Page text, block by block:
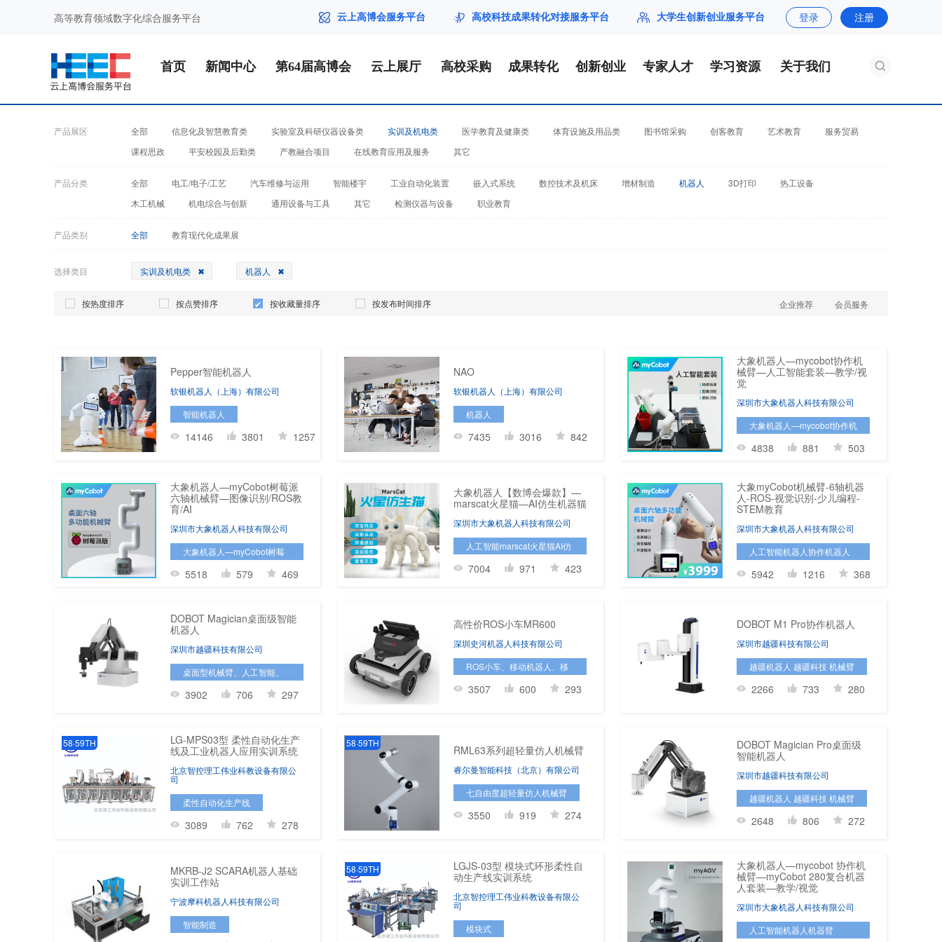
高等教育领域数字化综合服务平台 云上高博会服务平台 高校科技成果转化对接服务平台 大学生创新创业服务平台 登录 注册
首页 新闻中心 第64届高博会 云上展厅 高校采购 成果转化 创新创业 专家人才 学习资源 关于我们
产品展区 全部 信息化及智慧教育类 实验室及科研仪器设备类 实训及机电类 医学教育及健康类 体育设施及用品类 图书馆采购 创客教育 艺术教育
服务贸易
课程思政
平安校园及后勤类 产教融合项目 在线教育应用及服务 其它
产品分类 全部 电工/电子/工艺 汽车维修与运用 智能楼宇 工业自动化装置 嵌入式系统 数控技术及机床 增材制造 机器人 3D打印
热工设备
木工机械
机电综合与创新 通用设备与工具 其它 检测仪器与设备 职业教育
产品类别 全部 教育现代化成果展
选择类目 实训及机电类 机器人
按热度排序 按点赞排序 按收藏量排序 按发布时间排序 企业推荐 会员服务
Pepper智能机器人
软银机器人（上海）有限公司
智能机器人
14146 3801 1257
NAO
软银机器人（上海）有限公司
机器人
7435 3016 842
大象机器人—mycobot协作机
械臂—人工智能套装—教学/视
觉
深圳市大象机器人科技有限公司
大象机器人—mycobot协作机
视觉
4838 881 503
大象机器人—myCobot树莓派
六轴机械臂—图像识别/ROS教
育/AI
深圳市大象机器人科技有限公司
大象机器人—myCobot树莓
别/ROS教育/AI
5518 579 469
大象机器人【数博会爆款】—
marscat火星猫—AI仿生机器猫
深圳市大象机器人科技有限公司
人工智能marscat火星猫AI仿
7004 971 423
大象myCobot机械臂-6轴机器
人-ROS-视觉识别-少儿编程-
STEM教育
深圳市大象机器人科技有限公司
人工智能机器人协作机器人
5942 1216 368
DOBOT Magician桌面级智能
机器人
深圳市越疆科技有限公司
桌面型机械臂、人工智能、
3902 706 297
高性价ROS小车MR600
深圳史河机器人科技有限公司
ROS小车、移动机器人、移
3507 600 293
DOBOT M1 Pro协作机器人
深圳市越疆科技有限公司
越疆机器人 越疆科技 机械臂
2266 733 280
58·59TH
LG-MPS03型 柔性自动化生产
线及工业机器人应用实训系统
北京智控理工伟业科教设备有限公
司
柔性自动化生产线
3089 762 278
58·59TH RML63系列超轻量仿人机械臂
睿尔曼智能科技（北京）有限公司
七自由度超轻量仿人机械臂
3550 919 274
DOBOT Magician Pro桌面级
智能机器人
深圳市越疆科技有限公司
越疆机器人 越疆科技 机械臂
2648 806 272
MKRB-J2 SCARA机器人基础
实训工作站
宁波摩科机器人科技有限公司
智能制造
58·59TH
LGJS-03型 模块式环形柔性自
动生产线实训系统
北京智控理工伟业科教设备有限公
司
模块式
大象机器人—mycobot 协作机
械臂—myCobot 280复合机器
人套装—教学/视觉
深圳市大象机器人科技有限公司
人工智能机器人机器臂